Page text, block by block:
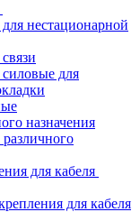
нестационарной
для
назначения
для кабеля
для кабеля